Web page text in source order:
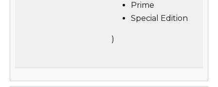
Prime
Special Edition
)